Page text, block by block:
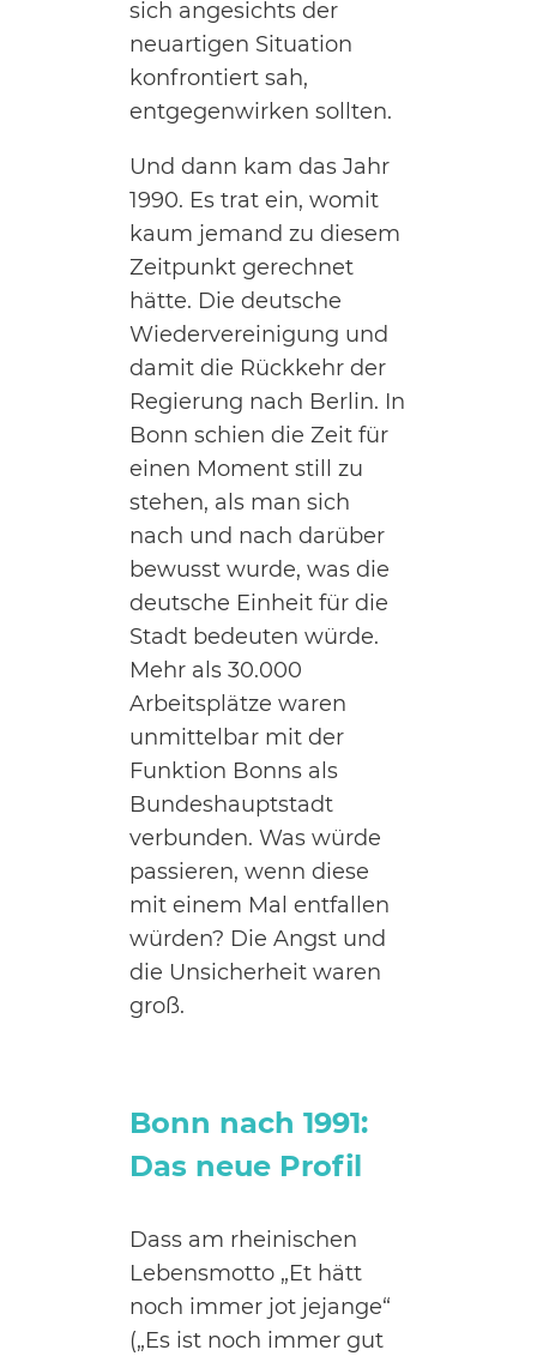
sich angesichts der
neuartigen Situation
konfrontiert sah,
entgegenwirken sollten.
Und dann kam das Jahr
1990. Es trat ein, womit
kaum jemand zu diesem
Zeitpunkt gerechnet
hätte. Die deutsche
Wiedervereinigung und
damit die Rückkehr der
Regierung nach Berlin. In
Bonn schien die Zeit für
einen Moment still zu
stehen, als man sich
nach und nach darüber
bewusst wurde, was die
deutsche Einheit für die
Stadt bedeuten würde.
Mehr als 30.000
Arbeitsplätze waren
unmittelbar mit der
Funktion Bonns als
Bundeshauptstadt
verbunden. Was würde
passieren, wenn diese
mit einem Mal entfallen
würden? Die Angst und
die Unsicherheit waren
groß.
Bonn nach 1991:
Das neue Profil
Dass am rheinischen
Lebensmotto „Et hätt
noch immer jot jejange“
(„Es ist noch immer gut